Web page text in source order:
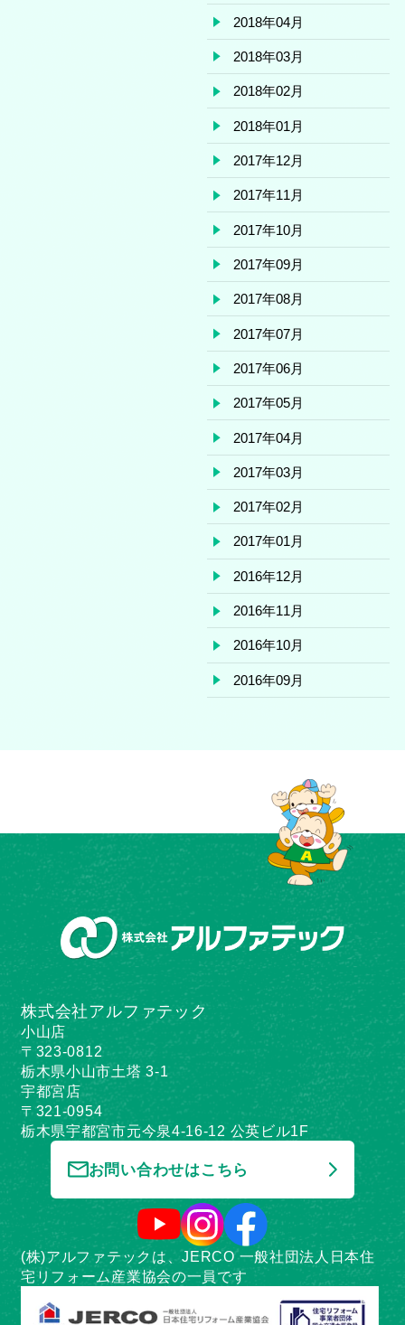
2018年04月
2018年03月
2018年02月
2018年01月
2017年12月
2017年11月
2017年10月
2017年09月
2017年08月
2017年07月
2017年06月
2017年05月
2017年04月
2017年03月
2017年02月
2017年01月
2016年12月
2016年11月
2016年10月
2016年09月
株式会社アルファテック
小山店
〒323-0812
栃木県小山市土塔 3-1
宇都宮店
〒321-0954
栃木県宇都宮市元今泉4-16-12 公英ビル1F
お問い合わせはこちら
(株)アルファテックは、JERCO 一般社団法人日本住
宅リフォーム産業協会の一員です